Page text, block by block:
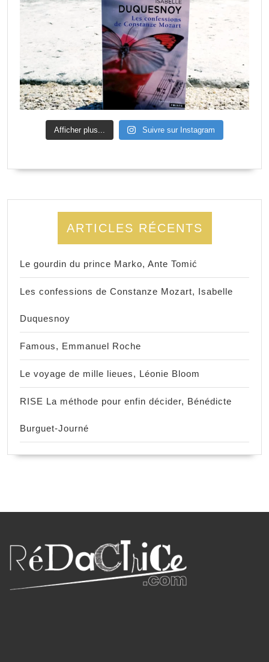
Afficher plus... Suivre sur Instagram
ARTICLES RÉCENTS
Le gourdin du prince Marko, Ante Tomić
Les confessions de Constanze Mozart, Isabelle
Duquesnoy
Famous, Emmanuel Roche
Le voyage de mille lieues, Léonie Bloom
RISE La méthode pour enfin décider, Bénédicte
Burguet-Journé